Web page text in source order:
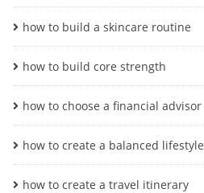
how to build a skincare routine
how to build core strength
how to choose a financial advisor
how to create a balanced lifestyle
how to create a travel itinerary